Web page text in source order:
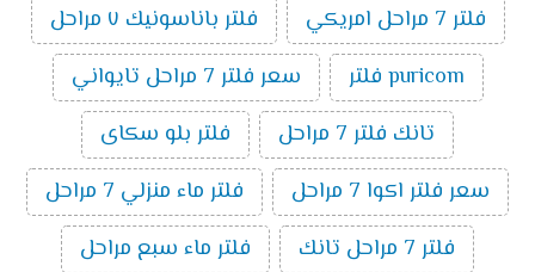
فلتر 7 مراحل امريكي
فلتر باناسونيك ٧ مراحل
puricom فلتر
سعر فلتر 7 مراحل تايواني
تانك فلتر 7 مراحل
فلتر بلو سكاى
سعر فلتر اكوا 7 مراحل
فلتر ماء منزلي 7 مراحل
فلتر 7 مراحل تانك
فلتر ماء سبع مراحل